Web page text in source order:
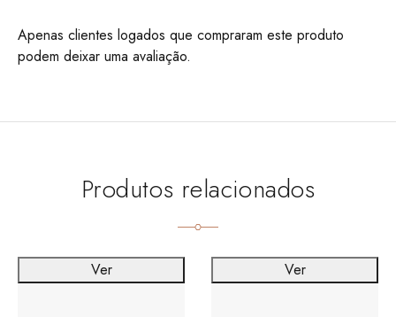
Apenas clientes logados que compraram este produto
podem deixar uma avaliação.
Produtos relacionados
Ver Ver